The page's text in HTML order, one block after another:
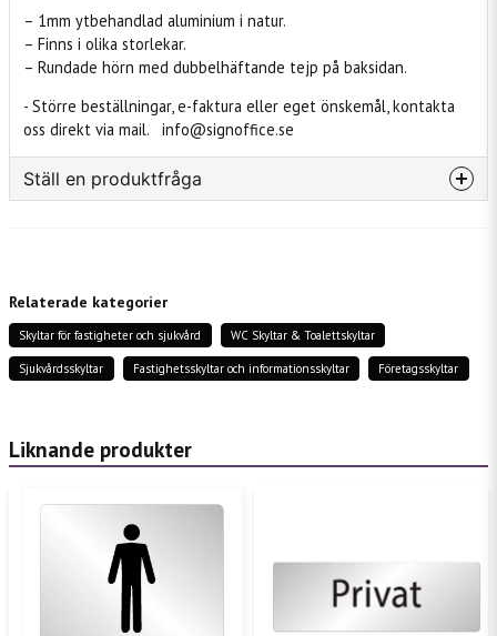
– 1mm ytbehandlad aluminium i natur.
– Finns i olika storlekar.
– Rundade hörn med dubbelhäftande tejp på baksidan.
- Större beställningar, e-faktura eller eget önskemål, kontakta
oss direkt via mail. info@signoffice.se
Ställ en produktfråga
name
Namn
Mejladress
Ja, ni får publicera min fråga
Liknande produkter
Relaterade kategorier
Skyltar för fastigheter och sjukvård WC Skyltar & Toalettskyltar
Sjukvårdsskyltar Fastighetsskyltar och informationsskyltar Företagsskyltar